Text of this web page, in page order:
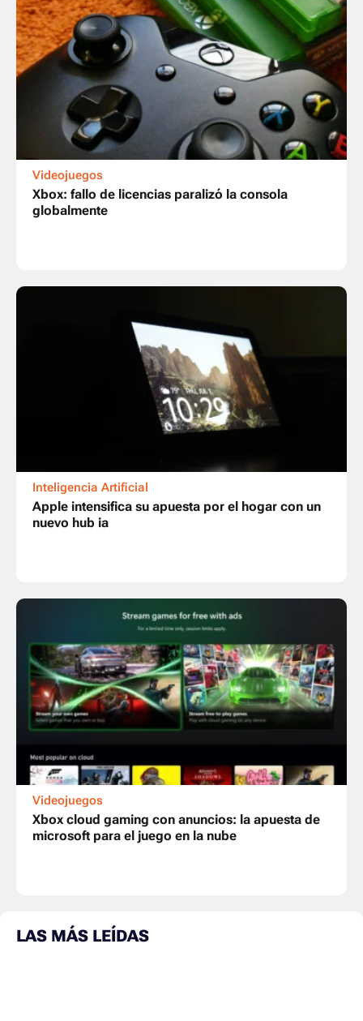
Videojuegos
Xbox: fallo de licencias paralizó la consola
globalmente
Inteligencia Artificial
Apple intensifica su apuesta por el hogar con un
nuevo hub ia
Videojuegos
Xbox cloud gaming con anuncios: la apuesta de
microsoft para el juego en la nube
LAS MÁS LEÍDAS